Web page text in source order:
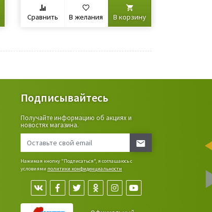
Сравнить В желания В корзину
Подписывайтесь
Получайте информацию об акциях и
новостях магазина.
Нажимая кнопку "Подписаться", я соглашаюсь с
условиями политики конфиденциальности